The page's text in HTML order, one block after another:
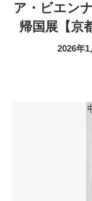
ア・ビエン
帰国展【京
2026年1